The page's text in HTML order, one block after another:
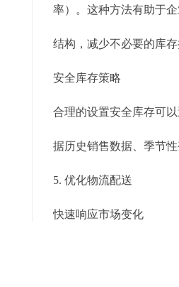
率）。这种方法有助于
结构，减少不必要的库
安全库存策略
合理的设置安全库存可
据历史销售数据、季节
5. 优化物流配送
快速响应市场变化